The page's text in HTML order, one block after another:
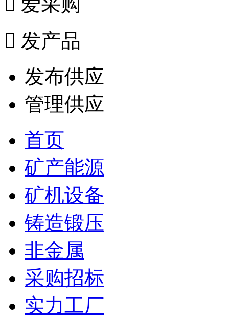
 发产品
发布供应
管理供应
首页
矿产能源
矿机设备
铸造锻压
非金属
采购招标
实力工厂